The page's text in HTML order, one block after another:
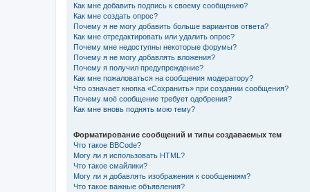
Как мне добавить подпись к своему сообщению?
Как мне создать опрос?
Почему я не могу добавить больше вариантов ответа?
Как мне отредактировать или удалить опрос?
Почему мне недоступны некоторые форумы?
Почему я не могу добавлять вложения?
Почему я получил предупреждение?
Как мне пожаловаться на сообщения модератору?
Что означает кнопка «Сохранить» при создании сообщения?
Почему моё сообщение требует одобрения?
Как мне вновь поднять мою тему?
Форматирование сообщений и типы создаваемых тем
Что такое BBCode?
Могу ли я использовать HTML?
Что такое смайлики?
Могу ли я добавлять изображения к сообщениям?
Что такое важные объявления?